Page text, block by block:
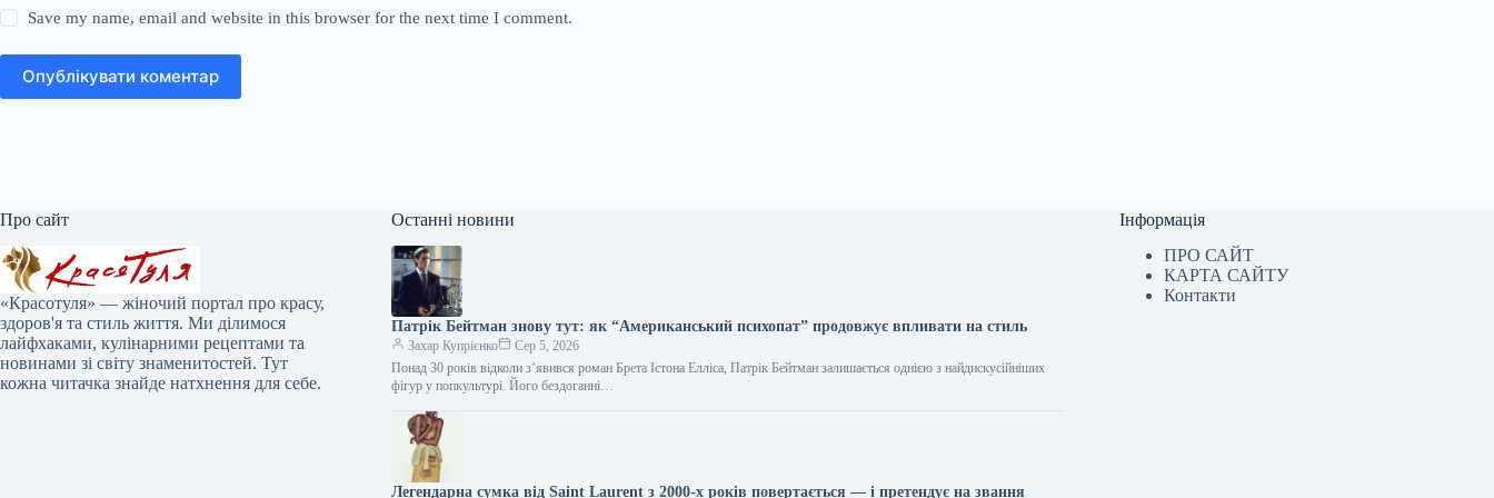
Save my name, email and website in this browser for the next time I comment.
Опублікувати коментар
Про сайт
«Красотуля» — жіночий портал про красу,
здоров'я та стиль життя. Ми ділимося
лайфхаками, кулінарними рецептами та
новинами зі світу знаменитостей. Тут
кожна читачка знайде натхнення для себе.
Останні новини
Патрік Бейтман знову тут: як “Американський психопат” продовжує впливати на стиль
Захар Купрієнко
Сер 5, 2026
Понад 30 років відколи з’явився роман Брета Істона Елліса, Патрік Бейтман залишається однією з найдискусійніших
фігур у попкультурі. Його бездоганні…
Легендарна сумка від Saint Laurent з 2000-х років повертається — і претендує на звання
Інформація
ПРО САЙТ
КАРТА САЙТУ
Контакти